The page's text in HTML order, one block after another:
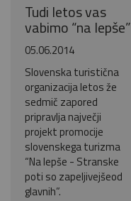
Tudi letos vas
vabimo “na lepše”
05.06.2014
Slovenska turistična
organizacija letos že
sedmič zapored
pripravlja največji
projekt promocije
slovenskega turizma
“Na lepše - Stranske
poti so zapeljivejšeod
glavnih”.